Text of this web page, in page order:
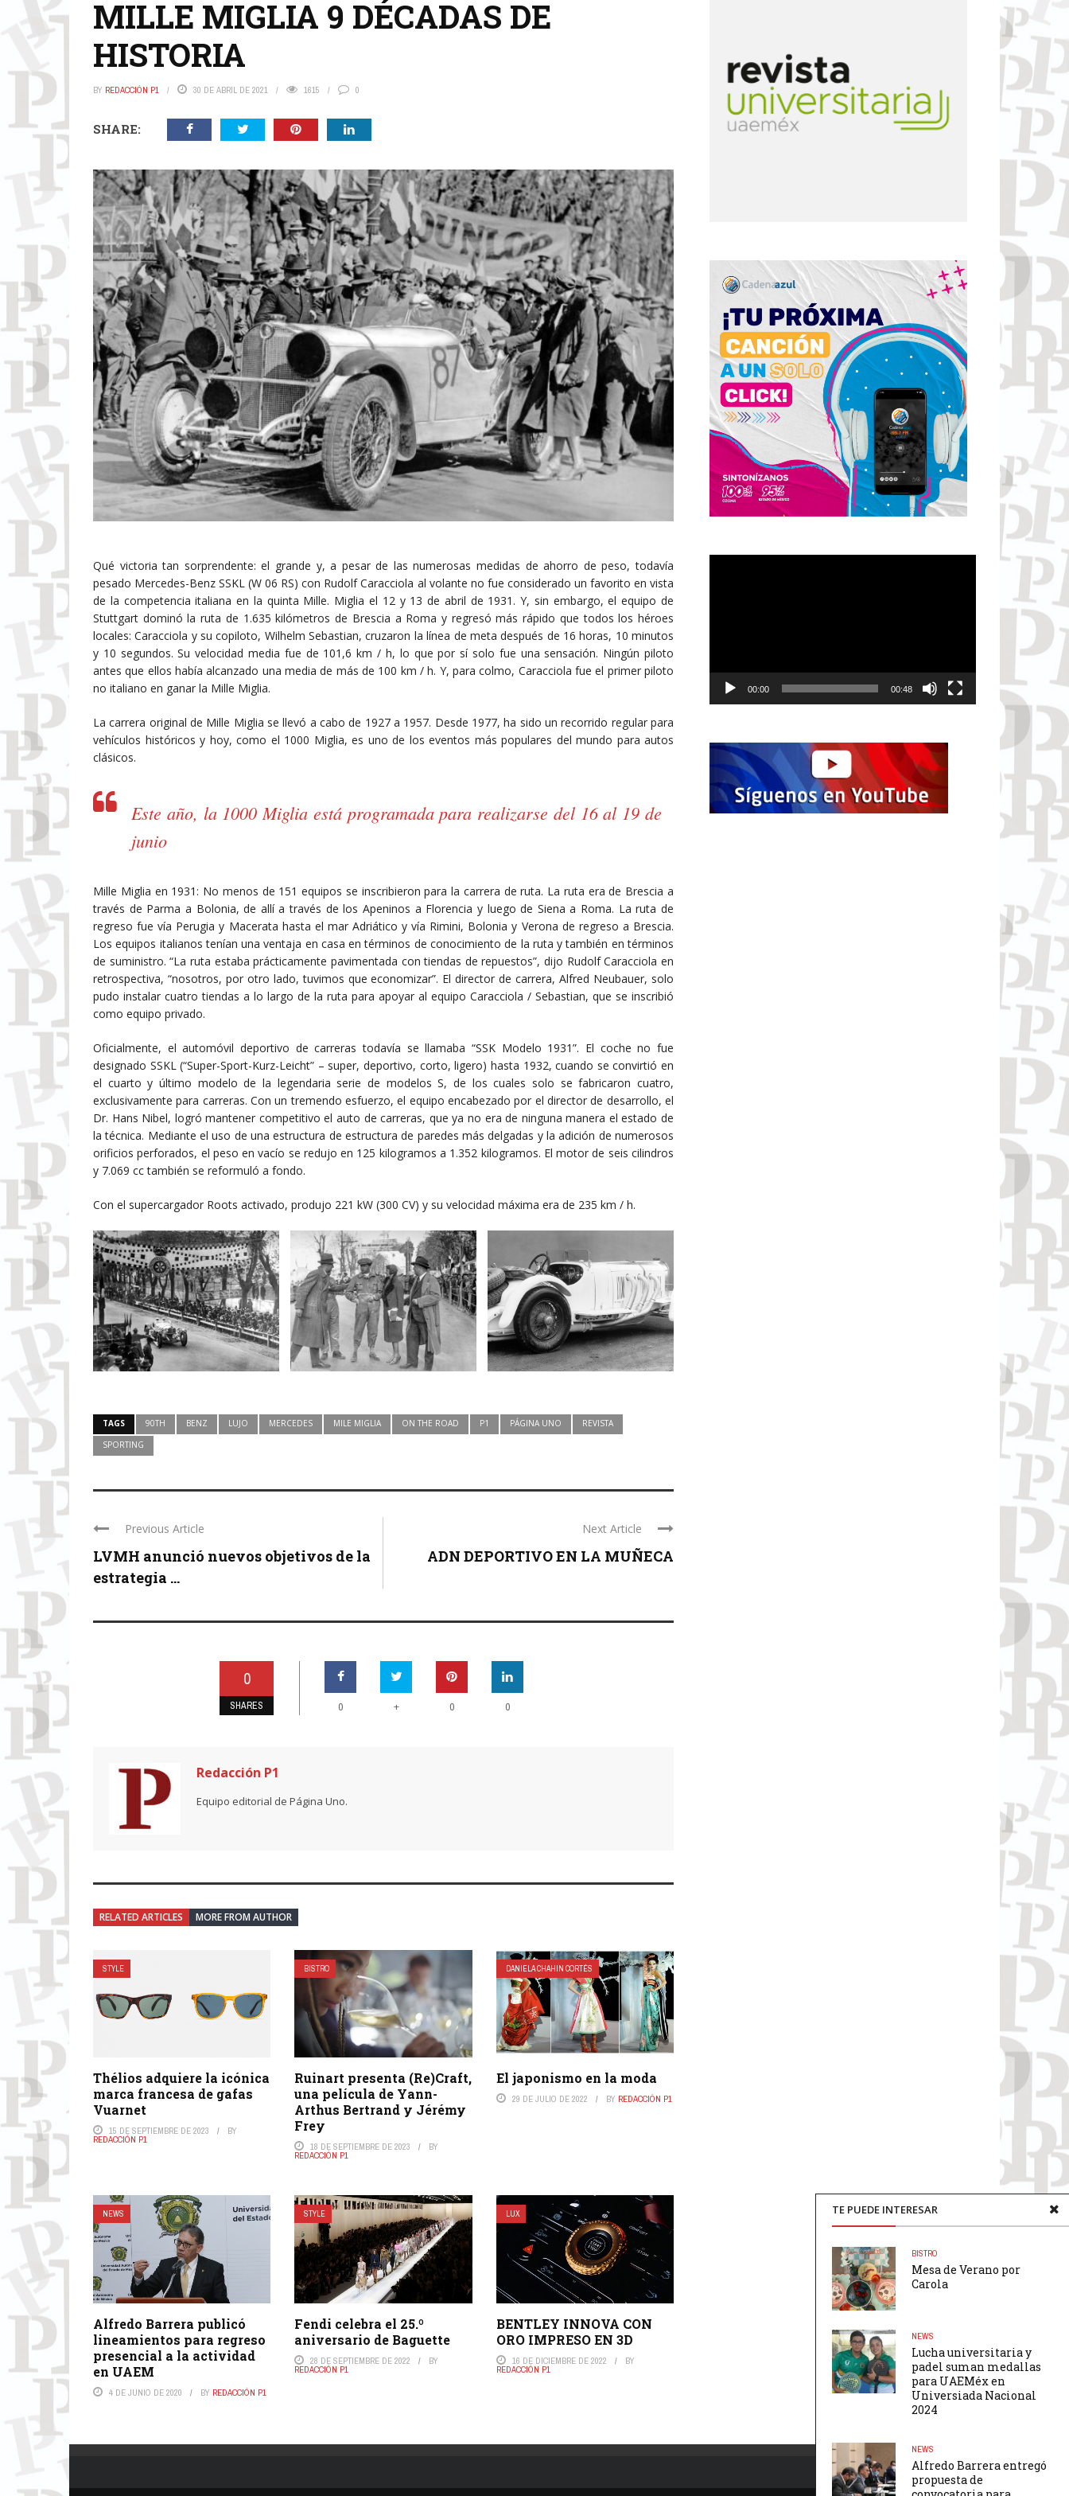
MILLE MIGLIA 9 DÉCADAS DE
HISTORIA
BY REDACCIÓN P1 30 DE ABRIL DE 2021 1615 0
SHARE:
Qué victoria tan sorprendente: el grande y, a pesar de las numerosas medidas de ahorro de peso, todavía
pesado Mercedes-Benz SSKL (W 06 RS) con Rudolf Caracciola al volante no fue considerado un favorito en vista
de la competencia italiana en la quinta Mille. Miglia el 12 y 13 de abril de 1931. Y, sin embargo, el equipo de
Stuttgart dominó la ruta de 1.635 kilómetros de Brescia a Roma y regresó más rápido que todos los héroes
locales: Caracciola y su copiloto, Wilhelm Sebastian, cruzaron la línea de meta después de 16 horas, 10 minutos
y 10 segundos. Su velocidad media fue de 101,6 km / h, lo que por sí solo fue una sensación. Ningún piloto
antes que ellos había alcanzado una media de más de 100 km / h. Y, para colmo, Caracciola fue el primer piloto
no italiano en ganar la Mille Miglia.
La carrera original de Mille Miglia se llevó a cabo de 1927 a 1957. Desde 1977, ha sido un recorrido regular para
vehículos históricos y hoy, como el 1000 Miglia, es uno de los eventos más populares del mundo para autos
clásicos.
Este año, la 1000 Miglia está programada para realizarse del 16 al 19 de
junio
Mille Miglia en 1931: No menos de 151 equipos se inscribieron para la carrera de ruta. La ruta era de Brescia a
través de Parma a Bolonia, de allí a través de los Apeninos a Florencia y luego de Siena a Roma. La ruta de
regreso fue vía Perugia y Macerata hasta el mar Adriático y vía Rimini, Bolonia y Verona de regreso a Brescia.
Los equipos italianos tenían una ventaja en casa en términos de conocimiento de la ruta y también en términos
de suministro. “La ruta estaba prácticamente pavimentada con tiendas de repuestos”, dijo Rudolf Caracciola en
retrospectiva, “nosotros, por otro lado, tuvimos que economizar”. El director de carrera, Alfred Neubauer, solo
pudo instalar cuatro tiendas a lo largo de la ruta para apoyar al equipo Caracciola / Sebastian, que se inscribió
como equipo privado.
Oficialmente, el automóvil deportivo de carreras todavía se llamaba “SSK Modelo 1931”. El coche no fue
designado SSKL (“Super-Sport-Kurz-Leicht” – super, deportivo, corto, ligero) hasta 1932, cuando se convirtió en
el cuarto y último modelo de la legendaria serie de modelos S, de los cuales solo se fabricaron cuatro,
exclusivamente para carreras. Con un tremendo esfuerzo, el equipo encabezado por el director de desarrollo, el
Dr. Hans Nibel, logró mantener competitivo el auto de carreras, que ya no era de ninguna manera el estado de
la técnica. Mediante el uso de una estructura de estructura de paredes más delgadas y la adición de numerosos
orificios perforados, el peso en vacío se redujo en 125 kilogramos a 1.352 kilogramos. El motor de seis cilindros
y 7.069 cc también se reformuló a fondo.
Con el supercargador Roots activado, produjo 221 kW (300 CV) y su velocidad máxima era de 235 km / h.
TAGS 90TH BENZ LUJO MERCEDES MILE MIGLIA ON THE ROAD P1 PÁGINA UNO
REVISTA
SPORTING
Previous Article
LVMH anunció nuevos objetivos de la
estrategia ...
Next Article
ADN DEPORTIVO EN LA MUÑECA
0
SHARES 0 + 0 0
Redacción P1
Equipo editorial de Página Uno.
RELATED ARTICLES MORE FROM AUTHOR
STYLE
Thélios adquiere la icónica
marca francesa de gafas
Vuarnet
15 DE SEPTIEMBRE DE 2023 BY
REDACCIÓN P1
BISTRO
Ruinart presenta (Re)Craft,
una película de Yann-
Arthus Bertrand y Jérémy
Frey
18 DE SEPTIEMBRE DE 2023 BY
REDACCIÓN P1
DANIELA CHAHIN CORTÉS
El japonismo en la moda
29 DE JULIO DE 2022 BY REDACCIÓN P1
NEWS
Alfredo Barrera publicó
lineamientos para regreso
presencial a la actividad
en UAEM
4 DE JUNIO DE 2020 BY REDACCIÓN P1
STYLE
Fendi celebra el 25.º
aniversario de Baguette
28 DE SEPTIEMBRE DE 2022 BY
REDACCIÓN P1
LUX
BENTLEY INNOVA CON
ORO IMPRESO EN 3D
16 DE DICIEMBRE DE 2022 BY
REDACCIÓN P1
TE PUEDE INTERESAR
BISTRO
Mesa de Verano por
Carola
NEWS
Lucha universitaria y
padel suman medallas
para UAEMéx en
Universiada Nacional
2024
NEWS
Alfredo Barrera entregó
propuesta de
00:00 00:48